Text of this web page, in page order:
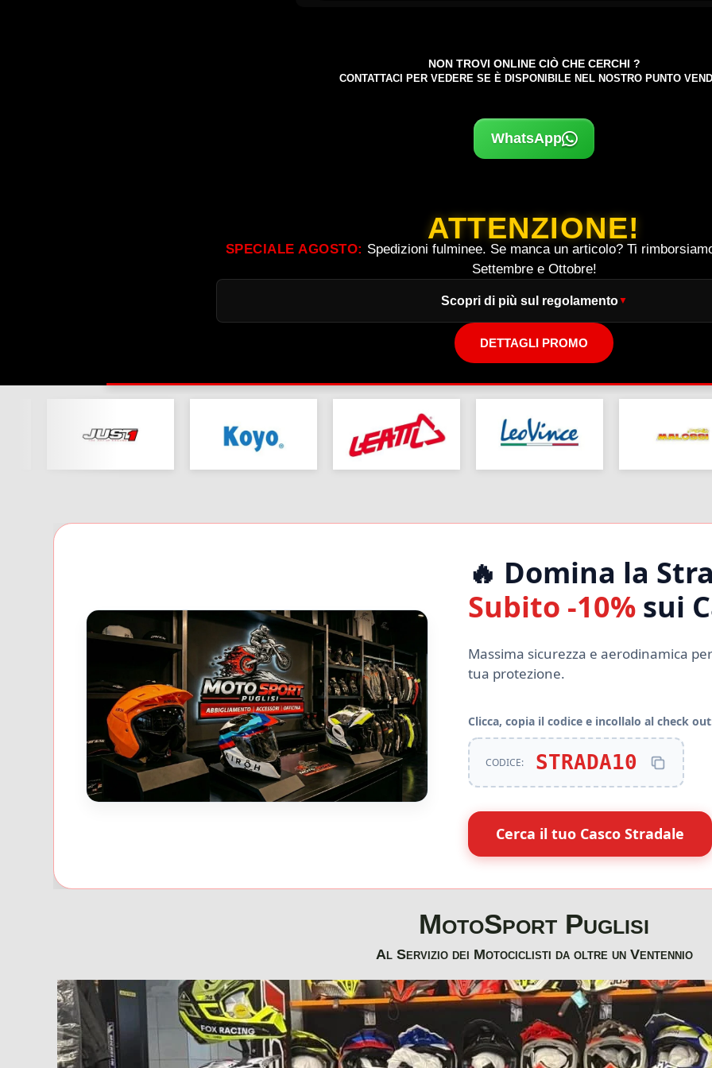
NON TROVI ONLINE CIÒ CHE CERCHI ?
CONTATTACI PER VEDERE SE È DISPONIBILE NEL NOSTRO PUNTO
WhatsApp
ATTENZIONE!
SPECIALE AGOSTO: Spedizioni fulminee. Se manca un articolo? Ti
Settembre e Ottobre!
Scopri di più sul regolamento
DETTAGLI PROMO
🔥 Domina la
Subito -10% sui
Massima sicurezza e aerodinamica
tua protezione.
Clicca, copia il codice e incollalo al check
CODICE: STRADA10
Cerca il tuo Casco Stradale
MotoSport Puglisi
Al Servizio dei Motociclisti da oltre un Ventennio